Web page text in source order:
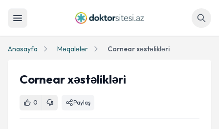
Anasayfa Məqalələr Cornear xəstəlikləri
Cornear xəstəlikləri
0 Paylaş